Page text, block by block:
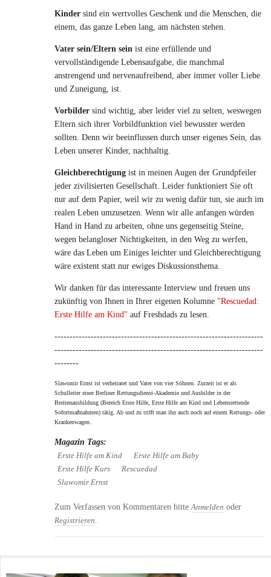
Kinder sind ein wertvolles Geschenk und die Menschen, die
einem, das ganze Leben lang, am nächsten stehen.
Vater sein/Eltern sein ist eine erfüllende und
vervollständigende Lebensaufgabe, die manchmal
anstrengend und nervenaufreibend, aber immer voller Liebe
und Zuneigung, ist.
Vorbilder sind wichtig, aber leider viel zu selten, weswegen
Eltern sich ihrer Vorbildfunktion viel bewusster werden
sollten. Denn wir beeinflussen durch unser eigenes Sein, das
Leben unserer Kinder, nachhaltig.
Gleichberechtigung ist in meinen Augen der Grundpfeiler
jeder zivilisierten Gesellschaft. Leider funktioniert Sie oft
nur auf dem Papier, weil wir zu wenig dafür tun, sie auch im
realen Leben umzusetzen. Wenn wir alle anfangen würden
Hand in Hand zu arbeiten, ohne uns gegenseitig Steine,
wegen belangloser Nichtigkeiten, in den Weg zu werfen,
wäre das Leben um Einiges leichter und Gleichberechtigung
wäre existent statt nur ewiges Diskussionsthema.
Wir danken für das interessante Interview und freuen uns
zukünftig von Ihnen in Ihrer eigenen Kolumne "Rescuedad:
Erste Hilfe am Kind" auf Freshdads zu lesen.
---------------------------------------------------------------------
---------------------------------------------------------------------
--------
Slawomir Ernst ist verheiratet und Vater von vier Söhnen. Zurzeit ist er als
Schulleitereiner Berliner Rettungsdienst-Akademie und Ausbilder in der
Breitenausbildung (Bereich Erste Hilfe, Erste Hilfe am Kind und Lebensrettende
Sofortmaßnahmen) tätig. Ab und zu trifft man ihn auch noch auf einem Rettungs- oder
Krankenwagen.
Magazin Tags:
Erste Hilfe am Kind
Erste Hilfe am Baby
Erste Hilfe Kurs
Rescuedad
Slawomir Ernst
Zum Verfassen von Kommentaren bitte Anmelden oder
Registrieren